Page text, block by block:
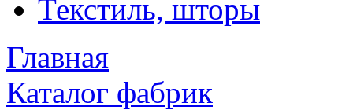
Текстиль, шторы
Главная
Каталог фабрик